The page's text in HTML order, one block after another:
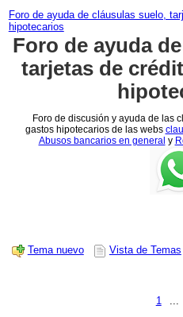
Foro de ayuda de cláusulas suelo,
hipotecarios
Foro de ayuda
tarjetas de
Foro de discusión y ayuda de las
gastos hipotecarios de las webs
Abusos bancarios en general y
Tema nuevo Vista de Temas
1